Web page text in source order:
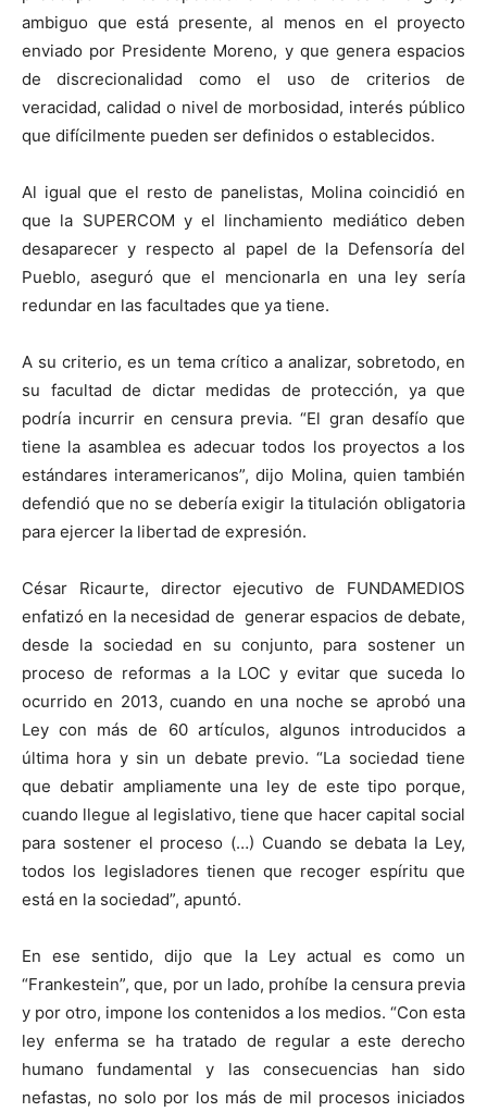
ambiguo que está presente, al menos en el proyecto
enviado por Presidente Moreno, y que genera espacios
de discrecionalidad como el uso de criterios de
veracidad, calidad o nivel de morbosidad, interés público
que difícilmente pueden ser definidos o establecidos.
Al igual que el resto de panelistas, Molina coincidió en
que la SUPERCOM y el linchamiento mediático deben
desaparecer y respecto al papel de la Defensoría del
Pueblo, aseguró que el mencionarla en una ley sería
redundar en las facultades que ya tiene.
A su criterio, es un tema crítico a analizar, sobretodo, en
su facultad de dictar medidas de protección, ya que
podría incurrir en censura previa. “El gran desafío que
tiene la asamblea es adecuar todos los proyectos a los
estándares interamericanos”, dijo Molina, quien también
defendió que no se debería exigir la titulación obligatoria
para ejercer la libertad de expresión.
César Ricaurte, director ejecutivo de FUNDAMEDIOS
enfatizó en la necesidad de generar espacios de debate,
desde la sociedad en su conjunto, para sostener un
proceso de reformas a la LOC y evitar que suceda lo
ocurrido en 2013, cuando en una noche se aprobó una
Ley con más de 60 artículos, algunos introducidos a
última hora y sin un debate previo. “La sociedad tiene
que debatir ampliamente una ley de este tipo porque,
cuando llegue al legislativo, tiene que hacer capital social
para sostener el proceso (…) Cuando se debata la Ley,
todos los legisladores tienen que recoger espíritu que
está en la sociedad”, apuntó.
En ese sentido, dijo que la Ley actual es como un
“Frankestein”, que, por un lado, prohíbe la censura previa
y por otro, impone los contenidos a los medios. “Con esta
ley enferma se ha tratado de regular a este derecho
humano fundamental y las consecuencias han sido
nefastas, no solo por los más de mil procesos iniciados